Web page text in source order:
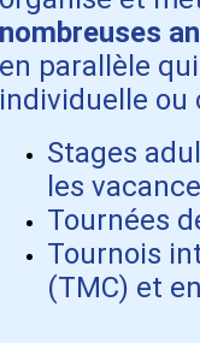
parallèle
ou
Stages
les
Tournées
Tournois
(TMC) et